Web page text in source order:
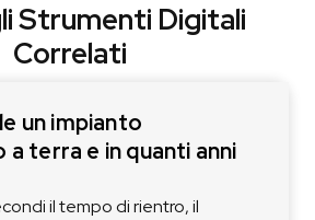
Strumenti Digitali
Correlati
un impianto
terra e in quanti anni
il tempo di rientro, il